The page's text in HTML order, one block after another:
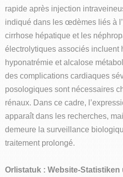
rapide après injection
indiqué dans les œdèmes liés à
cirrhose hépatique et les
électrolytiques associés incluent
hyponatrémie et alcalose
des complications cardiaques
posologiques sont nécessaires
rénaux. Dans ce cadre,
apparaît dans les recherches,
demeure la surveillance
traitement prolongé.
Orlistatuk : Website-